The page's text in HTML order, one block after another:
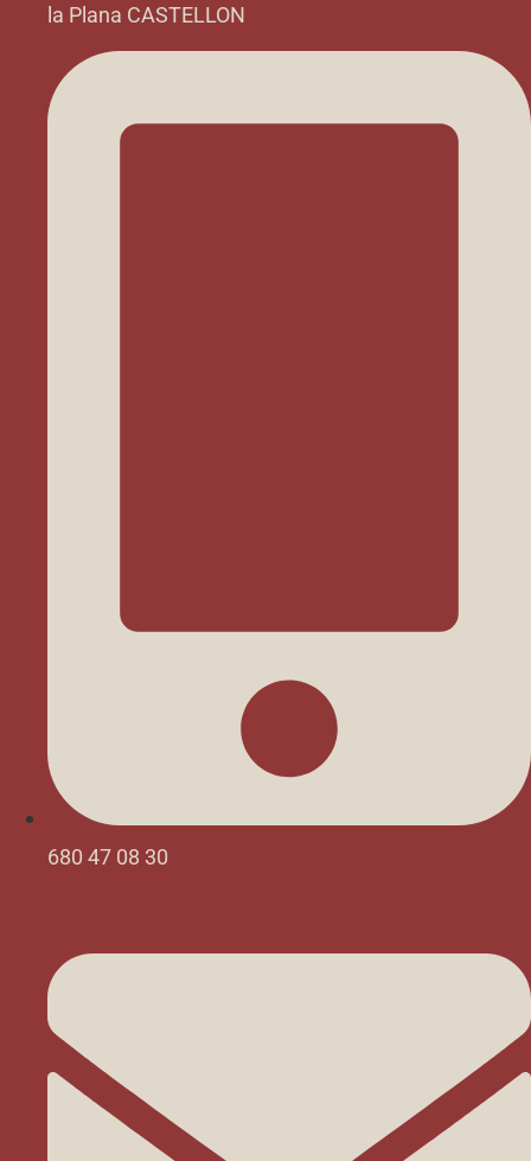
la Plana CASTELLON
680 47 08 30